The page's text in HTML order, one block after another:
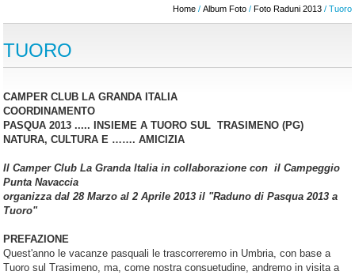
Home/ Album Foto/ Foto Raduni 2013/ Tuoro
TUORO
CAMPER CLUB LA GRANDA ITALIA
COORDINAMENTO
PASQUA 2013 ..... INSIEME A TUORO SUL TRASIMENO (PG)
NATURA, CULTURA E ……. AMICIZIA
Il Camper Club La Granda Italia in collaborazione con il Campeggio
Punta Navaccia
organizza dal 28 Marzo al 2 Aprile 2013 il "Raduno di Pasqua 2013 a
Tuoro"
PREFAZIONE
Quest'anno le vacanze pasquali le trascorreremo in Umbria, con base a
Tuoro sul Trasimeno, ma, come nostra consuetudine, andremo in visita a